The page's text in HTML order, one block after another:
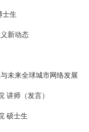
士生
新动态
未来全球城市网络发展
讲师（发言）
硕士生